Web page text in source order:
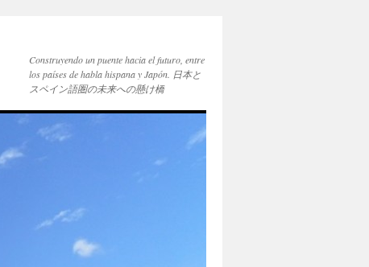
Construyendo un puente hacia el futuro, entre
los países de habla hispana y Japón. 日本と
スペイン語圏の未来への懸け橋